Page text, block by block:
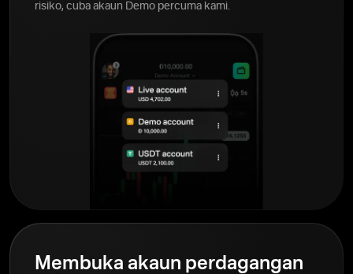
risiko, cuba akaun Demo percuma kami.
Membuka akaun perdagangan